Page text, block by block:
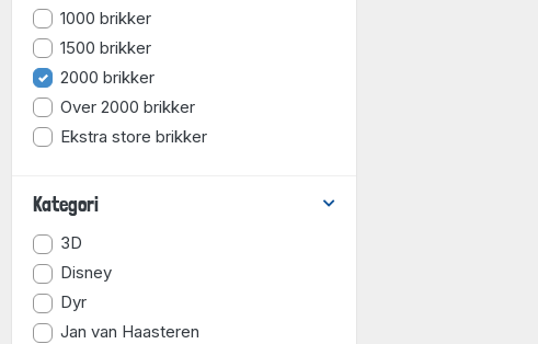
1000 brikker
1500 brikker
2000 brikker
Over 2000 brikker
Ekstra store brikker
Kategori
3D
Disney
Dyr
Jan van Haasteren